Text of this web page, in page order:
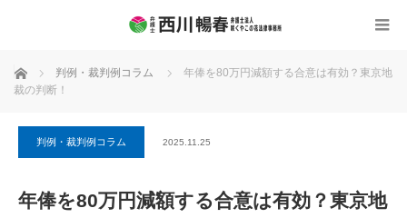
ホーム 判例・裁判例コラム
年俸を80万円減額する合意は有効？東京地
裁の判断！
判例・裁判例コラム 2025.11.25
年俸を80万円減額する合意は有効？東京地